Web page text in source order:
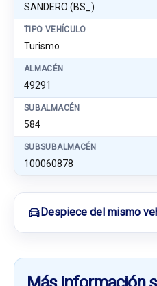
SANDERO (BS_)
TIPO VEHÍCULO
Turismo
ALMACÉN
49291
SUBALMACÉN
584
SUBSUBALMACÉN
100060878
Despiece del mismo